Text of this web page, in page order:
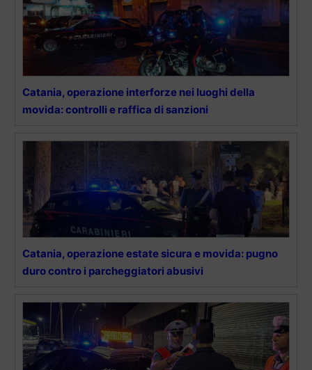
Catania, operazione interforze nei luoghi della
movida: controlli e raffica di sanzioni
Catania, operazione estate sicura e movida: pugno
duro contro i parcheggiatori abusivi